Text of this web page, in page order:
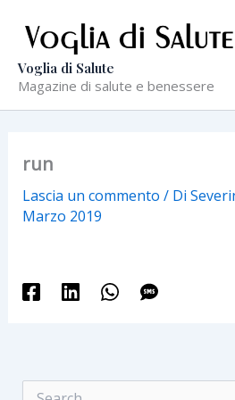
contenuto
Voglia di Salute
Magazine di salute e benessere
run
Lascia un commento / Di
Marzo 2019